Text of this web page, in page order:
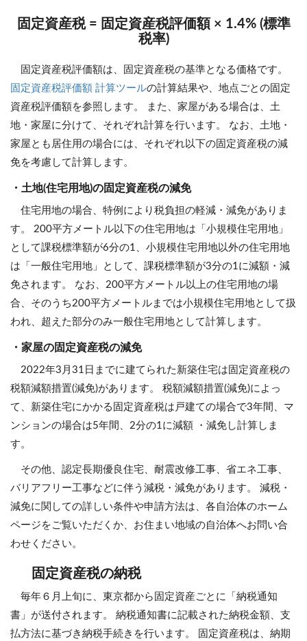
固定資産税 = 固定資産税評価額 × 1.4% (標準
税率)
固定資産税評価額は、固定資産税の基準となる価格です。
固定資産税評価額 計算ツールの計算結果や、地点ごとの固定
資産税評価額を参照します。 また、家屋がある場合は、土
地・家屋に分けて、それぞれ計算を行います。 なお、土地・
家屋とも居住用の場合には、それぞれ以下の固定資産税の減
免を考慮して計算します。
・土地(住宅用地)の固定資産税の減免
住宅用地の場合、特例により税負担の軽減・減免がありま
す。 200平方メートル以下の住宅用地は「小規模住宅用地」
として課税標準額が6分の1、小規模住宅用地以外の住宅用地
は「一般住宅用地」として、課税標準額が3分の1に減額・減
免されます。 なお、200平方メートル以上の住宅用地の場
合、そのうち200平方メートルまでは小規模住宅用地として扱
われ、超えた部分のみ一般住宅用地として計算します。
・家屋の固定資産税の減免
2022年3月31日までに建てられた新築住宅は固定資産税の
税額減額措置(減免)があります。 税額減額措置(減免)によっ
て、新築住宅にかかる固定資産税は戸建ての場合で3年間、マ
ンションの場合は5年間、2分の1に減額 ・減免し計算しま
す。
その他、認定長期優良住宅、耐震改修工事、省エネ工事、
バリアフリー工事などに伴う減税・減免があります。 減税・
減免に関しての詳しい条件や申請方法は、各自治体のホーム
ページをご覧いただくか、お住まい地域の自治体へお問い合
わせください。
固定資産税の納税
毎年６月上旬に、東京都から固定資産ごとに「納税通知
書」が送付されます。 納税通知書に記載された納税金額、支
払方法に基づき納税手続きを行います。 固定資産税は、納期